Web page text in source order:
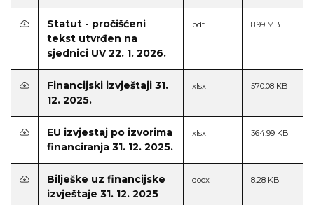
Statut - pročišćeni
tekst utvrđen na
sjednici UV 22. 1. 2026.
pdf 8.99 MB
Financijski izvještaji 31.
12. 2025.
xlsx 570.08 KB
EU izvjestaj po izvorima
financiranja 31. 12. 2025.
xlsx 364.99 KB
Bilješke uz financijske
izvještaje 31. 12. 2025
docx 8.28 KB